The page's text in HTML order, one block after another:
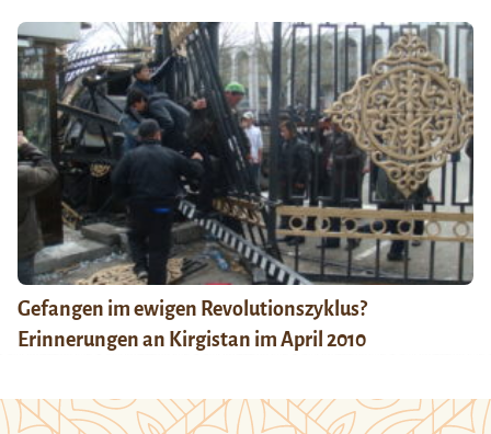
Gefangen im ewigen Revolutionszyklus?
Erinnerungen an Kirgistan im April 2010